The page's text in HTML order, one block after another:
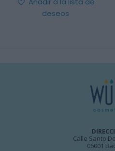
deseos
Calle Santo
06001